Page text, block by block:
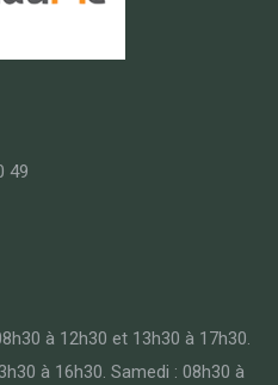
49
à 12h30 et 13h30 à 17h30.
à 16h30. Samedi : 08h30 à